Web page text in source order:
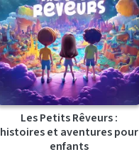
Les Petits Rêveurs :
histoires et aventures pour
enfants